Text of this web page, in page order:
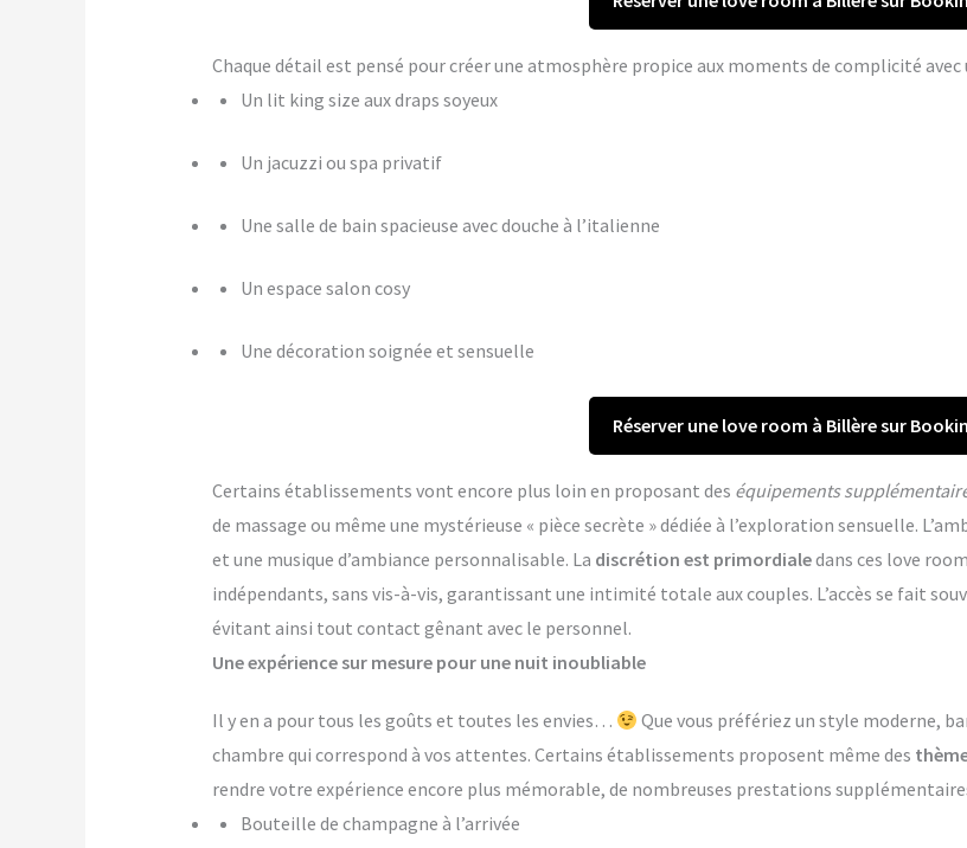
Chaque détail est pensé pour créer une atmosphère propice aux moments de complicité
Un lit king size aux draps soyeux
Un jacuzzi ou spa privatif
Une salle de bain spacieuse avec douche à l’italienne
Un espace salon cosy
Une décoration soignée et sensuelle
Réserver une love room à Billère sur
Certains établissements vont encore plus loin en proposant des équipements
de massage ou même une mystérieuse « pièce secrète » dédiée à l’exploration sensuelle.
et une musique d’ambiance personnalisable. La discrétion est primordialedans ces love
indépendants, sans vis-à-vis, garantissant une intimité totale aux couples. L’accès se fait
évitant ainsi tout contact gênant avec le personnel.
Une expérience sur mesure pour une nuit inoubliable
Il y en a pour tous les goûts et toutes les envies…
Que vous préfériez un style moderne,
chambre qui correspond à vos attentes. Certains établissements proposent même des
rendre votre expérience encore plus mémorable, de nombreuses prestations
Bouteille de champagne à l’arrivée